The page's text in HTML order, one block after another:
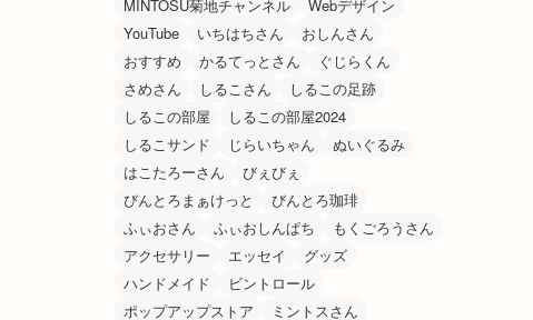
MINTOSU菊地チャンネル
Webデザイン
YouTube
いちはちさん
おしんさん
おすすめ
かるてっとさん
ぐじらくん
さめさん
しるこさん
しるこの足跡
しるこの部屋
しるこの部屋2024
しるこサンド
じらいちゃん
ぬいぐるみ
はこたろーさん
びぇびぇ
びんとろまぁけっと
びんとろ珈琲
ふぃおさん
ふぃおしんぱち
もくごろうさん
アクセサリー
エッセイ
グッズ
ハンドメイド
ビントロール
ポップアップストア
ミントスさん